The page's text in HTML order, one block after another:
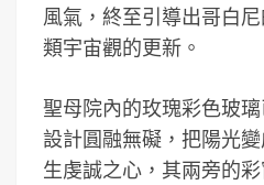
風氣，終至引導出哥白
類宇宙觀的更新。
聖母院內的玫瑰彩色玻
設計圓融無礙，把陽光
生虔誠之心，其兩旁的